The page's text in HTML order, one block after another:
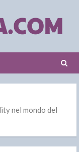
nel mondo del